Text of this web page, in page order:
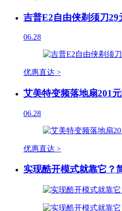
吉普E2自由侠剃须刀29
06.28
优惠直达 >
艾美特变频落地扇201
06.28
优惠直达 >
实现酷开模式就靠它？